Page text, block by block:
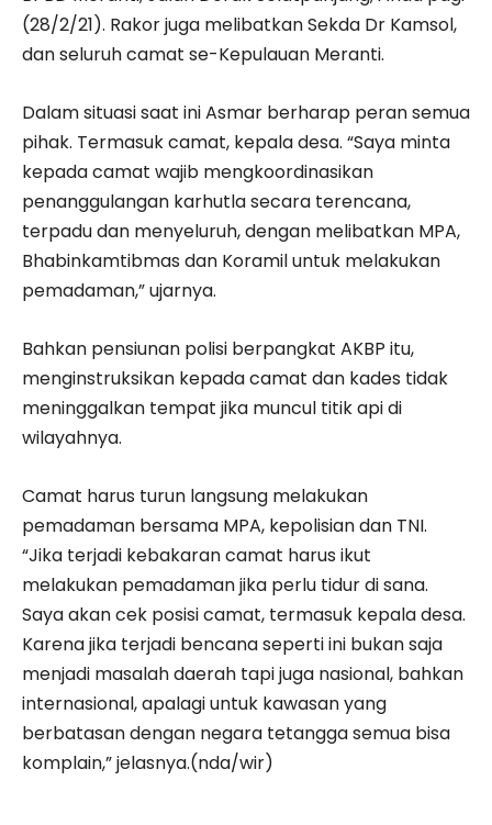
(28/2/21). Rakor juga melibatkan Sekda Dr Kamsol,
dan seluruh camat se-Kepulauan Meranti.
Dalam situasi saat ini Asmar berharap peran semua
pihak. Termasuk camat, kepala desa. “Saya minta
kepada camat wajib mengkoordinasikan
penanggulangan karhutla secara terencana,
terpadu dan menyeluruh, dengan melibatkan MPA,
Bhabinkamtibmas dan Koramil untuk melakukan
pemadaman,” ujarnya.
Bahkan pensiunan polisi berpangkat AKBP itu,
menginstruksikan kepada camat dan kades tidak
meninggalkan tempat jika muncul titik api di
wilayahnya.
Camat harus turun langsung melakukan
pemadaman bersama MPA, kepolisian dan TNI.
“Jika terjadi kebakaran camat harus ikut
melakukan pemadaman jika perlu tidur di sana.
Saya akan cek posisi camat, termasuk kepala desa.
Karena jika terjadi bencana seperti ini bukan saja
menjadi masalah daerah tapi juga nasional, bahkan
internasional, apalagi untuk kawasan yang
berbatasan dengan negara tetangga semua bisa
komplain,” jelasnya.(nda/wir)